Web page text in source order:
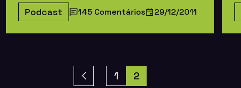
Podcast 145 Comentários 29/12/2011
1 2